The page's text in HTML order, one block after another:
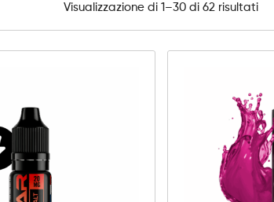
Visualizzazione di 1–30 di 62 risultati